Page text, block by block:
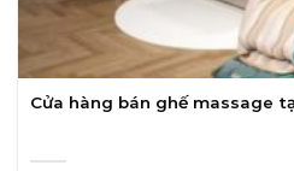
Cửa hàng bán ghế massage